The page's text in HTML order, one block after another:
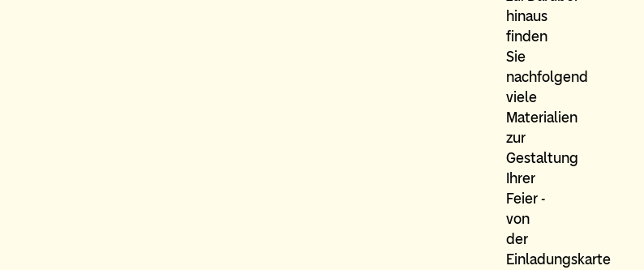
hinaus
finden
Sie
nachfolgend
viele
Materialien
zur
Gestaltung
Ihrer
Feier -
von
der
Einladungskarte